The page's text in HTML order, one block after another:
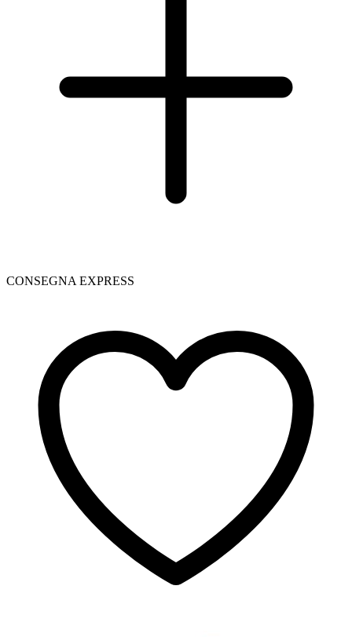
CONSEGNA EXPRESS